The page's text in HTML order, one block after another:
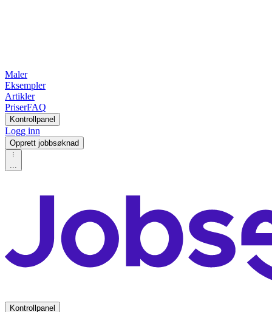
Maler
Eksempler
Artikler
PriserFAQ
Kontrollpanel
Logg inn
Opprett jobbsøknad
...
Kontrollpanel